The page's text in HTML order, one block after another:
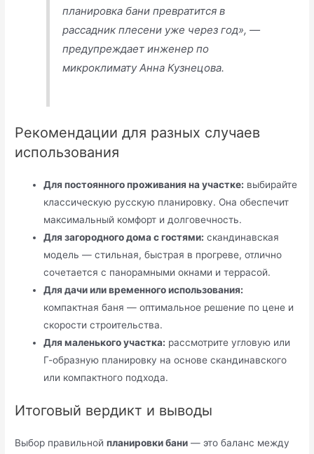
планировка бани превратится в
рассадник плесени уже через год», —
предупреждает инженер по
микроклимату Анна Кузнецова.
Рекомендации для разных случаев
использования
Для постоянного проживания на участке: выбирайте
классическую русскую планировку. Она обеспечит
максимальный комфорт и долговечность.
Для загородного дома с гостями: скандинавская
модель — стильная, быстрая в прогреве, отлично
сочетается с панорамными окнами и террасой.
Для дачи или временного использования:
компактная баня — оптимальное решение по цене и
скорости строительства.
Для маленького участка: рассмотрите угловую или
Г-образную планировку на основе скандинавского
или компактного подхода.
Итоговый вердикт и выводы
Выбор правильнойпланировки бани — это баланс между